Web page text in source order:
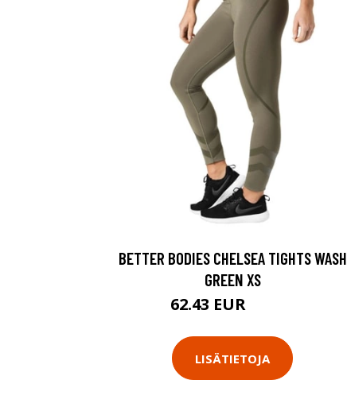
BETTER BODIES CHELSEA TIGHTS WASH
GREEN XS
62.43 EUR
LISÄTIETOJA